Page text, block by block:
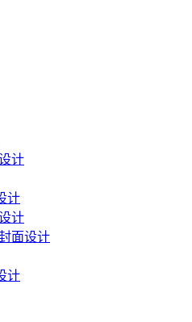
计
计
计
面设计
计